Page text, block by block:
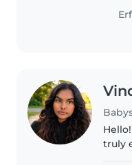
skal
truly